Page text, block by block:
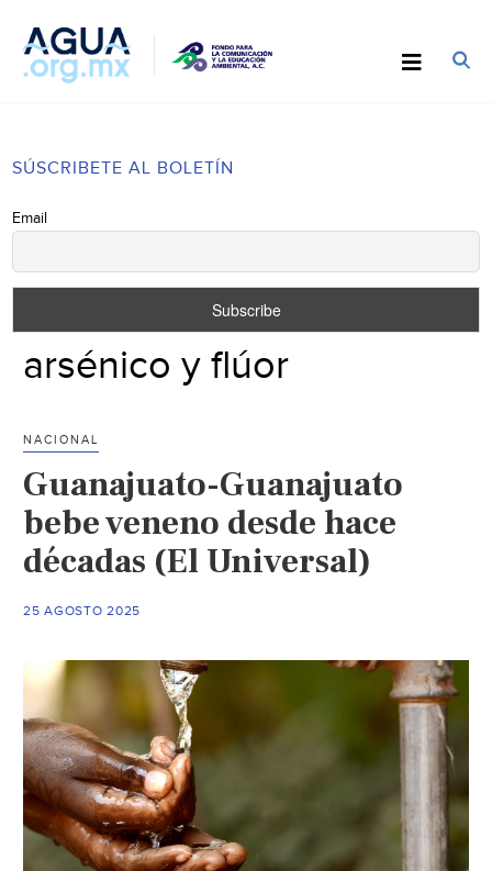
SÚSCRIBETE AL BOLETÍN
Email
arsénico y flúor
NACIONAL
Guanajuato-Guanajuato
bebe veneno desde hace
décadas (El Universal)
25 AGOSTO 2025